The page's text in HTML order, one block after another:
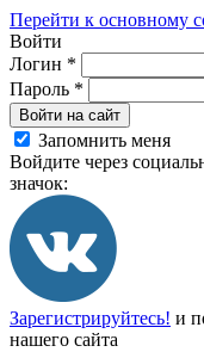
Перейти к основному
Войти
Логин *
Пароль *
Войти на сайт
Запомнить меня
Войдите через
значок:
Зарегистрируйтесь! и
нашего сайта